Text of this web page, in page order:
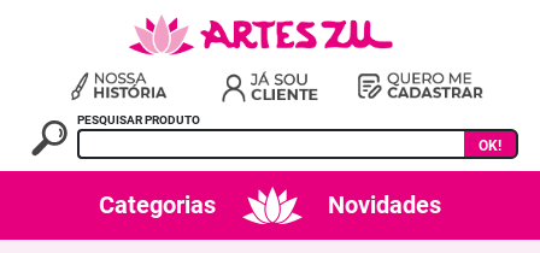
PESQUISAR PRODUTO
OK!
Categorias Novidades